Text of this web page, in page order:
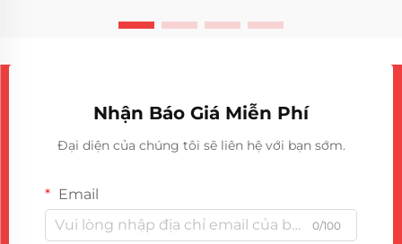
Nhận Báo Giá Miễn Phí
Đại diện của chúng tôi sẽ liên hệ với bạn sớm.
Email
0/100